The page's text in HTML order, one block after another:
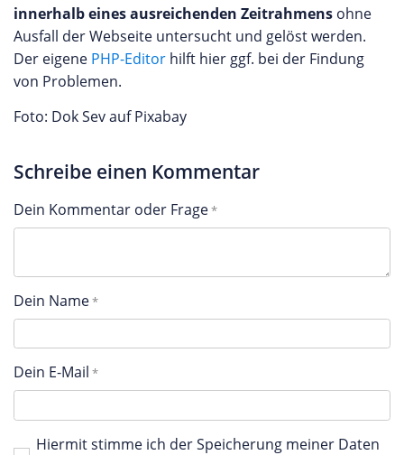
innerhalb eines ausreichenden Zeitrahmens ohne
Ausfall der Webseite untersucht und gelöst werden.
Der eigene PHP-Editor hilft hier ggf. bei der Findung
von Problemen.
Foto: Dok Sev auf Pixabay
Schreibe einen Kommentar
Dein Kommentar oder Frage
Dein Name
Dein E-Mail
Hiermit stimme ich der Speicherung meiner Daten